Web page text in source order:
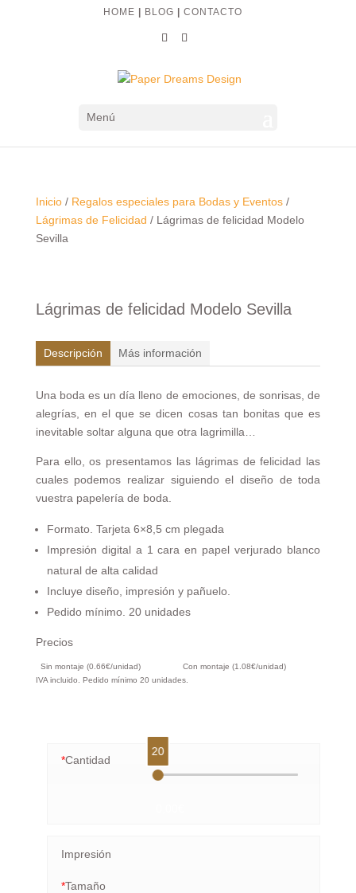
HOME BLOG CONTACTO
Menú
Inicio/ Regalos especiales para Bodas y Eventos/
Lágrimas de Felicidad / Lágrimas de felicidad Modelo
Sevilla
Lágrimas de felicidad Modelo Sevilla
Descripción Más información
Una boda es un día lleno de emociones, de sonrisas, de
alegrías, en el que se dicen cosas tan bonitas que es
inevitable soltar alguna que otra lagrimilla…
Para ello, os presentamos las lágrimas de felicidad las
cuales podemos realizar siguiendo el diseño de toda
vuestra papelería de boda.
Formato. Tarjeta 6×8,5 cm plegada
Impresión digital a 1 cara en papel verjurado blanco
natural de alta calidad
Incluye diseño, impresión y pañuelo.
Pedido mínimo. 20 unidades
Precios
Sin montaje (0.66€/unidad)
Con montaje (1.08€/unidad)
IVA incluido. Pedido mínimo 20 unidades.
*Cantidad
20
Impresión
*Tamaño